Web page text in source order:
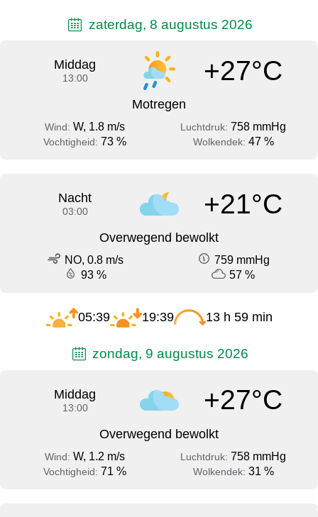
zaterdag, 8 augustus 2026
Middag
13:00 +27°C
Motregen
Wind: W, 1.8 m/s Luchtdruk: 758 mmHg
Vochtigheid: 73 % Wolkendek: 47 %
Nacht
03:00 +21°C
Overwegend bewolkt
NO, 0.8 m/s
759 mmHg
93 %
57 %
05:39 19:39 13 h 59 min
zondag, 9 augustus 2026
Middag
13:00 +27°C
Overwegend bewolkt
Wind: W, 1.2 m/s Luchtdruk: 758 mmHg
Vochtigheid: 71 % Wolkendek: 31 %